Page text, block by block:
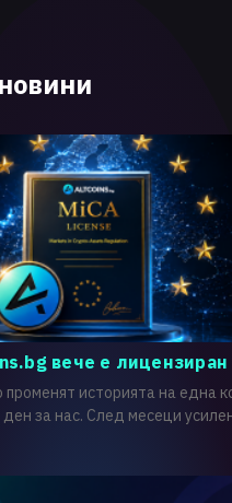
вече е лицензиран
историята на една
за нас. След месеци